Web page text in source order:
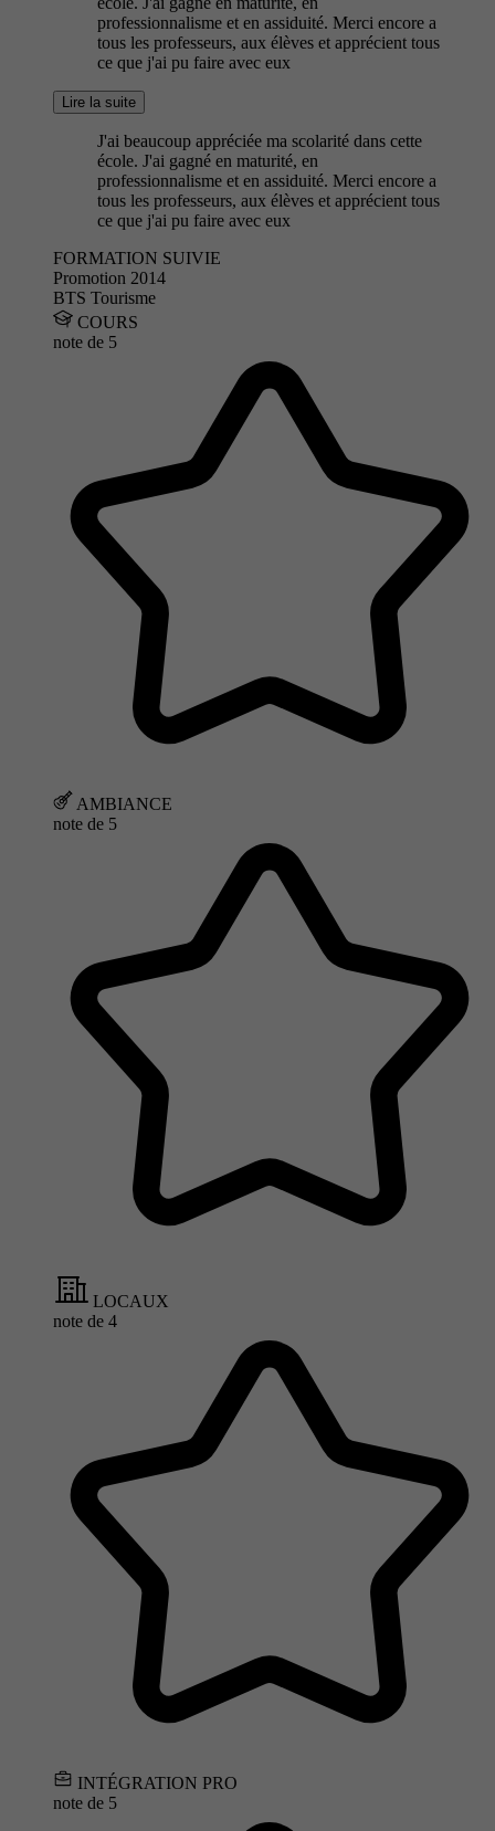
professionnalisme et en assiduité. Merci encore a
tous les professeurs, aux élèves et apprécient tous
ce que j'ai pu faire avec eux
Lire la suite
J'ai beaucoup appréciée ma scolarité dans cette
école. J'ai gagné en maturité, en
professionnalisme et en assiduité. Merci encore a
tous les professeurs, aux élèves et apprécient tous
ce que j'ai pu faire avec eux
FORMATION SUIVIE
Promotion 2014
BTS Tourisme
COURS
note de 5
AMBIANCE
note de 5
LOCAUX
note de 4
INTÉGRATION PRO
note de 5